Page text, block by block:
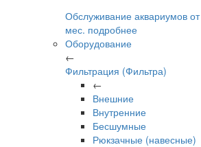
Обслуживание аквариумов от
мес. подробнее
Оборудование
←
Фильтрация (Фильтра)
←
Внешние
Внутренние
Бесшумные
Рюкзачные (навесные)